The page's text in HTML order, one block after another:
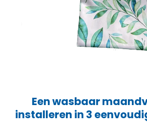
Een wasbaar
installeren in 3